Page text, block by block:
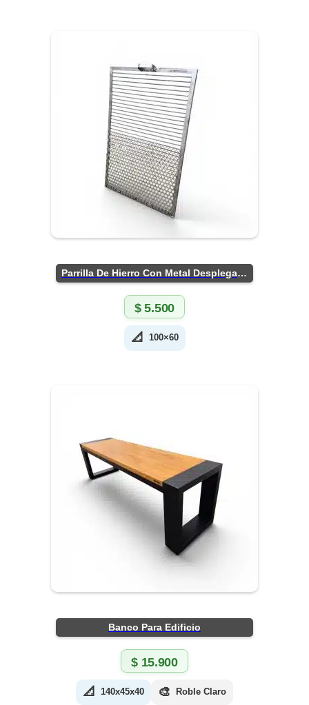
Parrilla De Hierro Con Metal Desplegado
$5.500
📐 100×60
Banco Para Edificio
$15.900
📐 140x45x40 🎨 Roble Claro